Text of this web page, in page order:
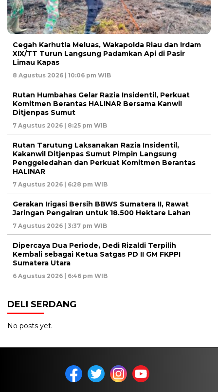
Cegah Karhutla Meluas, Wakapolda Riau dan Irdam
XIX/TT Turun Langsung Padamkan Api di Pasir
Limau Kapas
8 Agustus 2026 | 10:06 pm WIB
Rutan Humbahas Gelar Razia Insidentil, Perkuat
Komitmen Berantas HALINAR Bersama Kanwil
Ditjenpas Sumut
7 Agustus 2026 | 8:25 pm WIB
Rutan Tarutung Laksanakan Razia Insidentil,
Kakanwil Ditjenpas Sumut Pimpin Langsung
Penggeledahan dan Perkuat Komitmen Berantas
HALINAR
7 Agustus 2026 | 6:28 pm WIB
Gerakan Irigasi Bersih BBWS Sumatera II, Rawat
Jaringan Pengairan untuk 18.500 Hektare Lahan
7 Agustus 2026 | 3:37 pm WIB
Dipercaya Dua Periode, Dedi Rizaldi Terpilih
Kembali sebagai Ketua Satgas PD II GM FKPPI
Sumatera Utara
6 Agustus 2026 | 6:46 pm WIB
DELI SERDANG
No posts yet.